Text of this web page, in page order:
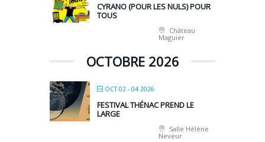
CYRANO (POUR LES NULS) POUR
TOUS
Château
Maguier
OCTOBRE 2026
OCT 02 - 04 2026
FESTIVAL THÉNAC PREND LE
LARGE
Salle Hélène
Neveur